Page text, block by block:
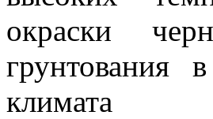
окраски
грунтования
климата